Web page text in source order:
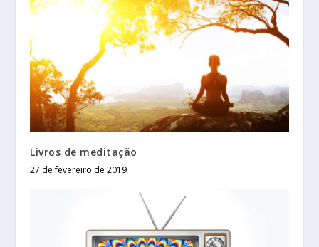
Livros de meditação
27 de fevereiro de 2019